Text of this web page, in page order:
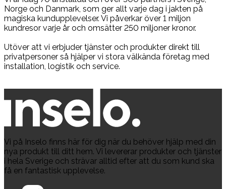
Norge och Danmark, som ger allt varje dag i jakten på
magiska kundupplevelser. Vi påverkar över 1 miljon
kundresor varje år och omsätter 250 miljoner kronor.
Utöver att vi erbjuder tjänster och produkter direkt till
privatpersoner så hjälper vi stora välkända företag med
installation, logistik och service.
Vi på Inselo finns här för dig när du behöver hjälp med din
nya produkt till ditt hem. Vi levererar produkter och tjänster
i hela Sverige och strävar alltid efter att du som kund ska
få en fantastisk upplevelse.